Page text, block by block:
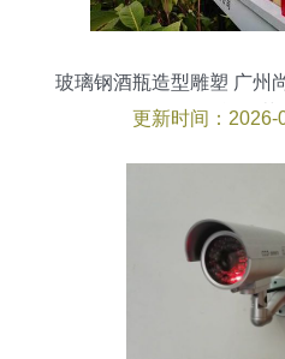
玻璃钢酒瓶造型雕塑 广州
泉酒瓶艺
更新时间：2026-